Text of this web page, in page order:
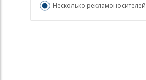
Несколько рекламоносителей